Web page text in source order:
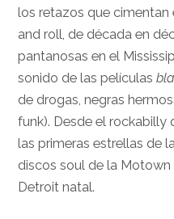
los retazos que cimentan
and roll, de década en
pantanosas en el
sonido de las películas
de drogas, negras
funk). Desde el
las primeras estrellas de
discos soul de la
Detroit natal.